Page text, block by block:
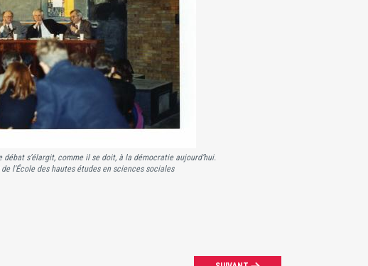
débat s’élargit, comme il se doit, à la démocratie aujourd’hui.
l'École des hautes études en sciences sociales